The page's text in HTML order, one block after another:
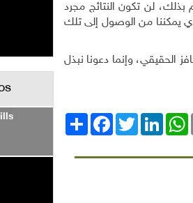
لن تكون النتائج مجرد
يمكننا من الوصول إلى تلك
الحقيقي، وإنما دعونا نبذل
انشر
FacebookTwitterLinkedIn
WhatsApp